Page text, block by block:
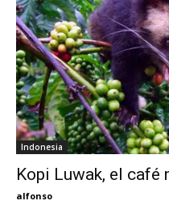
Indonesia
Kopi Luwak, el café
alfonso